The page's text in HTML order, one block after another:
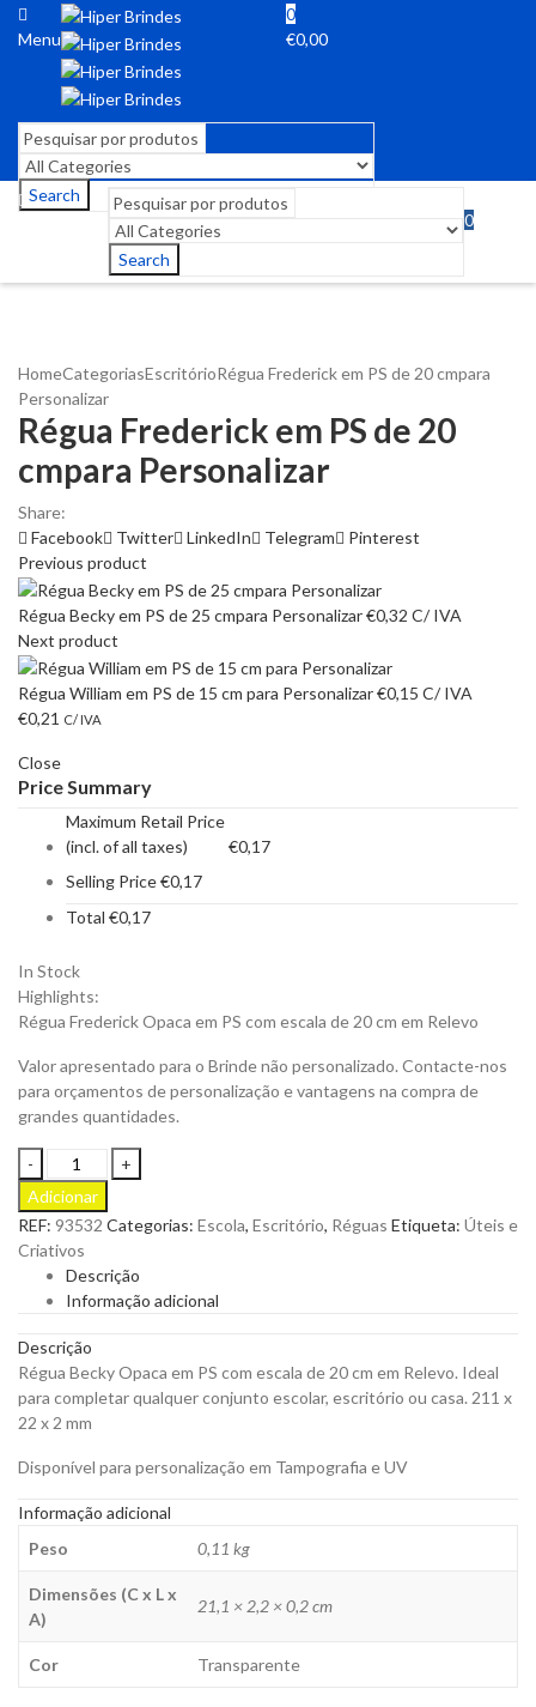
Menu
0
€0,00
Search
Search
0
HomeCategoriasEscritórioRégua Frederick em PS de 20 cmpara
Personalizar
Régua Frederick em PS de 20
cmpara Personalizar
Share:
Facebook
Twitter LinkedIn Telegram
Pinterest
Previous product
Régua Becky em PS de 25 cmpara Personalizar€0,32 C/ IVA
Next product
Régua William em PS de 15 cm para Personalizar€0,15 C/ IVA
€0,21 C/ IVA
Close
Price Summary
Maximum Retail Price
(incl. of all taxes)
€0,17
Selling Price€0,17
Total €0,17
In Stock
Highlights:
Régua Frederick Opaca em PS com escala de 20 cm em Relevo
Valor apresentado para o Brinde não personalizado. Contacte-nos
para orçamentos de personalização e vantagens na compra de
grandes quantidades.
Régua
Frederick
em
PS
de
20
cmpara
quantity
Adicionar
REF: 93532 Categorias: Escola, Escritório, Réguas Etiqueta: Úteis e
Criativos
Descrição
Informação adicional
Descrição
Régua Becky Opaca em PS com escala de 20 cm em Relevo. Ideal
para completar qualquer conjunto escolar, escritório ou casa. 211 x
22 x 2 mm
Disponível para personalização em Tampografia e UV
Informação adicional
Peso
0,11 kg
Dimensões (C x L x
A)
21,1 × 2,2 × 0,2 cm
Cor Transparente